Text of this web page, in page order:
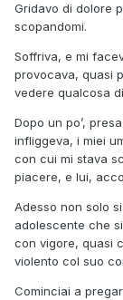
Gridavo di dolore
scopandomi.
Soffriva, e mi
provocava, quasi
vedere qualcosa
Dopo un po’,
infliggeva, i miei
con cui mi stava
piacere, e lui,
Adesso non solo
adolescente che
con vigore, quasi
violento col suo
Cominciai a